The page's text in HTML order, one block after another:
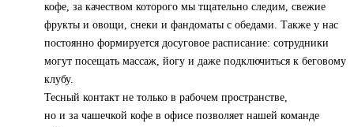
кофе, за качеством которого мы тщательно следим, свежие
фрукты и овощи, снеки и фандоматы с обедами. Также у нас
постоянно формируется досуговое расписание: сотрудники
могут посещать массаж, йогу и даже подключиться к беговому
клубу.
Тесный контакт не только в рабочем пространстве,
но и за чашечкой кофе в офисе позволяет нашей команде